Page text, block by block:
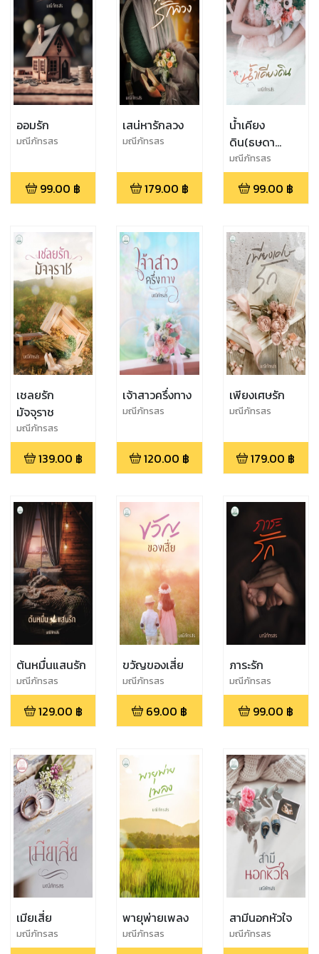
ออมรัก
มณีภัทรสร
99.00 ฿
เสน่หารักลวง
มณีภัทรสร
179.00 ฿
น้ำเคียง
ดิน(ธษดา
ชลาลัย) ตอน
พิเศษเชลยรัก
ม้จจุราช
มณีภัทรสร
99.00 ฿
เชลยรัก
มัจจุราช
มณีภัทรสร
139.00 ฿
เจ้าสาวครึ่งทาง
มณีภัทรสร
120.00 ฿
เพียงเศษรัก
มณีภัทรสร
179.00 ฿
ต้นหมื่นแสนรัก
มณีภัทรสร
129.00 ฿
ขวัญของเสี่ย
มณีภัทรสร
69.00 ฿
ภาระรัก
มณีภัทรสร
99.00 ฿
เมียเสี่ย
มณีภัทรสร
พายุพ่ายเพลง
มณีภัทรสร
สามีนอกหัวใจ
มณีภัทรสร